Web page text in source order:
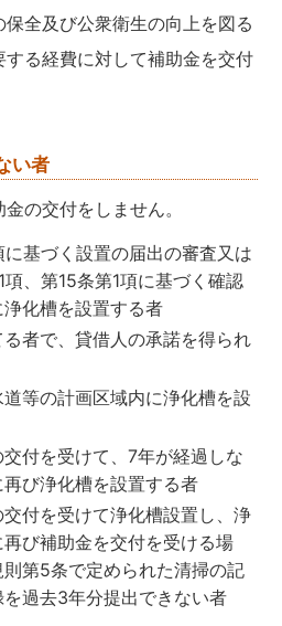
全及び公衆衛生の向上を図る
る経費に対して補助金を交付
い者
の交付をしません。
基づく設置の届出の審査又は
、第15条第1項に基づく確認
化槽を設置する者
者で、貸借人の承諾を得られ
等の計画区域内に浄化槽を設
付を受けて、7年が経過しな
び浄化槽を設置する者
付を受けて浄化槽設置し、浄
び補助金を交付を受ける場
第5条で定められた清掃の記
過去3年分提出できない者